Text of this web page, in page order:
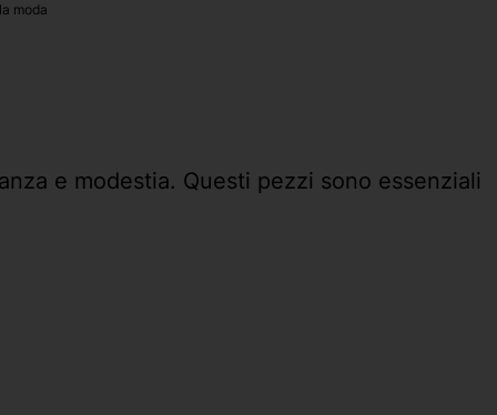
moda
e modestia. Questi pezzi sono essenziali